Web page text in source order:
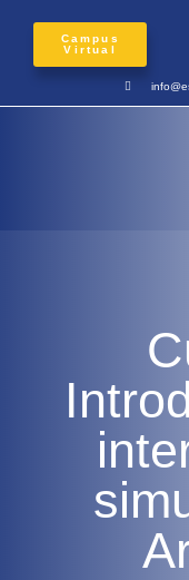
Campus
Virtual